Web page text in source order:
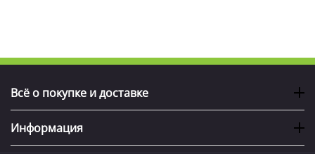
Всё о покупке и доставке
Информация